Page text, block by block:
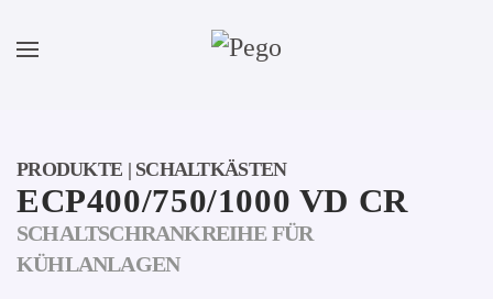
Zum Hauptinhalt springen
PRODUKTE | SCHALTKÄSTEN
ECP400/750/1000 VD CR
SCHALTSCHRANKREIHE FÜR
KÜHLANLAGEN